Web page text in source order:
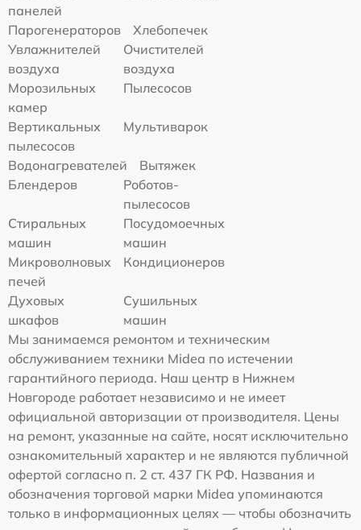
панелей
Парогенераторов
Хлебопечек
Увлажнителей
воздуха
Очистителей
воздуха
Морозильных
камер
Пылесосов
Вертикальных
пылесосов
Мультиварок
Водонагревателей
Вытяжек
Блендеров
Роботов-
пылесосов
Стиральных
машин
Посудомоечных
машин
Микроволновых
печей
Кондиционеров
Духовых
шкафов
Сушильных
машин
Мы занимаемся ремонтом и техническим
обслуживанием техники Midea по истечении
гарантийного периода. Наш центр в Нижнем
Новгороде работает независимо и не имеет
официальной авторизации от производителя. Цены
на ремонт, указанные на сайте, носят исключительно
ознакомительный характер и не являются публичной
офертой согласно п. 2 ст. 437 ГК РФ. Названия и
обозначения торговой марки Midea упоминаются
только в информационных целях — чтобы обозначить